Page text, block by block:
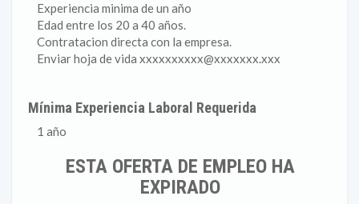
Experiencia minima de un año
Edad entre los 20 a 40 años.
Contratacion directa con la empresa.
Enviar hoja de vida xxxxxxxxxx@xxxxxxx.xxx
Mínima Experiencia Laboral Requerida
1 año
ESTA OFERTA DE EMPLEO HA
EXPIRADO